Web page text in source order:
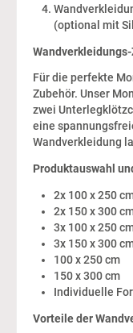
(optional mit
Für die perfekte
Zubehör. Unser
zwei
eine
Wandverkleidung
Produktauswahl
2x 100 x 250
2x 150 x 300
3x 100 x 250
3x 150 x 300
100 x 250 cm
150 x 300 cm
Individuelle
Vorteile der